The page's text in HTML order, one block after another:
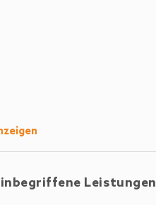
Leistungen